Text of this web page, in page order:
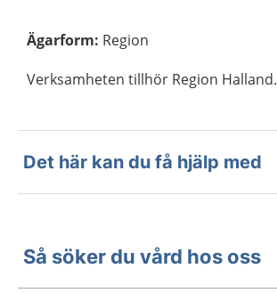
Ägarform: Region
Verksamheten tillhör Region Halland.
Det här kan du få hjälp med
Så söker du vård hos oss